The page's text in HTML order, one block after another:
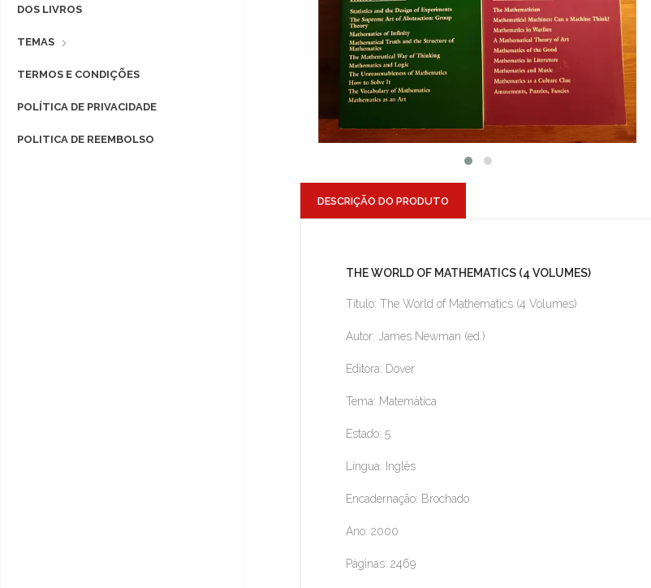
DOS LIVROS
TEMAS
TERMOS E CONDIÇÕES
POLÍTICA DE PRIVACIDADE
POLITICA DE REEMBOLSO
DESCRIÇÃO DO PRODUTO
THE WORLD OF MATHEMATICS (4 VOLUMES)
Título: The World of Mathematics (4 Volumes)
Autor: James Newman (ed.)
Editora: Dover
Tema: Matemática
Estado: 5
Língua: Inglês
Encadernação: Brochado
Ano: 2000
Páginas: 2469